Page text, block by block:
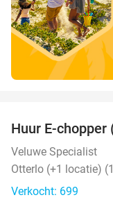
Huur E-chopper
Veluwe Specialist
Otterlo (+1 locatie)
Verkocht: 699